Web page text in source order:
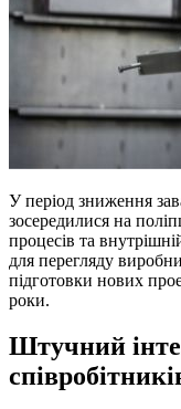
У період зниження
зосередилися на
процесів та
для перегляду
підготовки нових
роки.
Штучний